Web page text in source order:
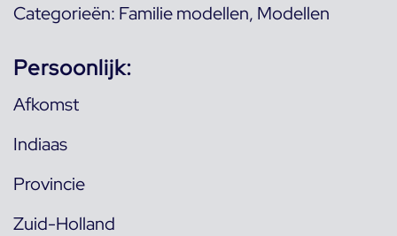
Categorieën: Familie modellen, Modellen
Persoonlijk:
Afkomst
Indiaas
Provincie
Zuid-Holland